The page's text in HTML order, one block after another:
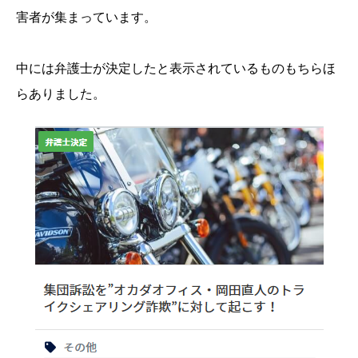
害者が集まっています。
中には弁護士が決定したと表示されているものもちらほ
らありました。